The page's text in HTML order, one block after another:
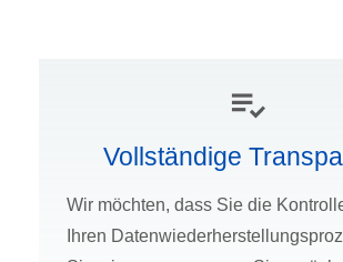
Vollständige
Wir möchten, dass Sie die
Ihren